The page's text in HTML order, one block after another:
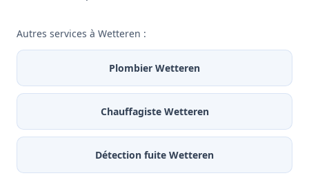
Autres services à Wetteren :
Plombier Wetteren
Chauffagiste Wetteren
Détection fuite Wetteren